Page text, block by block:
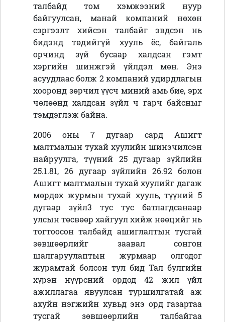
талбайд том хэмжээний нуур
байгуулсан, манай компаний нөхөн
сэргээлт хийсэн талбайг эвдсэн нь
бидэнд төдийгүй хууль ёс, байгаль
орчинд зүй бусаар халдсан гэмт
хэргийн шинжгэй үйлдэл мөн. Энэ
асуудлаас болж 2 компаний удирдлагын
хооронд зөрчил үүсч миний амь бие, эрх
чөлөөнд халдсан зүйл ч гарч байсныг
тэмдэглэж байна.
2006 оны 7 дугаар сард Ашигт
малтмалын тухай хуулийн шинэчилсэн
найруулга, түүний 25 дугаар зүйлийн
25.1.81, 26 дугаар зүйлийн 26.92 болон
Ашигт малтмалын тухай хуулийг дагаж
мөрдөх журмын тухай хууль, түүний 5
дугаар зүйл3 тус тус батлагдсанаар
улсын төсвөөр хайгуул хийж нөөцийг нь
тогтоосон талбайд ашиглалтын тусгай
зөвшөөрлийг заавал сонгон
шалгаруулаптын журмаар олгодог
журамтай болсон тул бид Тал булгийн
хүрэн нүүрсний ордод 42 жил үйл
ажиллагаа явуулсан туршилгатай аж
ахуйн нэгжийн хувьд энэ орд газартаа
тусгай зөвшөөрлийн талбайгаа